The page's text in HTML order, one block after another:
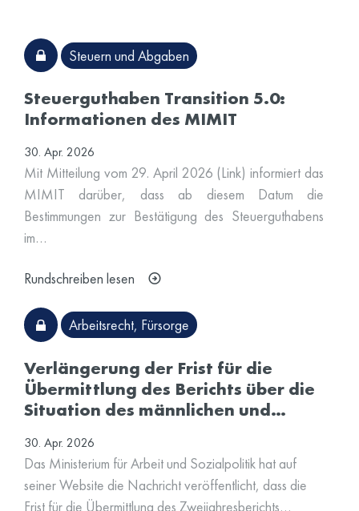
Steuern und Abgaben
Steuerguthaben Transition 5.0:
Informationen des MIMIT
30. Apr. 2026
Mit Mitteilung vom 29. April 2026 (Link) informiert das
MIMIT darüber, dass ab diesem Datum die
Bestimmungen zur Bestätigung des Steuerguthabens
im…
Rundschreiben lesen
Arbeitsrecht, Fürsorge
Verlängerung der Frist für die
Übermittlung des Berichts über die
Situation des männlichen und…
30. Apr. 2026
Das Ministerium für Arbeit und Sozialpolitik hat auf
seiner Website die Nachricht veröffentlicht, dass die
Frist für die Übermittlung des Zweijahresberichts…